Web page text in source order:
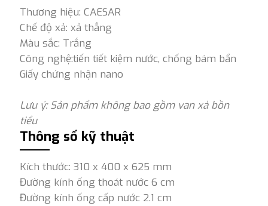
Thương hiệu: CAESAR
Chế độ xả: xả thẳng
Màu sắc: Trắng
Công nghệ:tiến tiết kiệm nước, chống bám bẩn
Giấy chứng nhận nano
Lưu ý: Sản phẩm không bao gồm van xả bồn
tiểu
Thông số kỹ thuật
Kích thước: 310 x 400 x 625 mm
Đường kính ống thoát nước 6 cm
Đường kính ống cấp nước 2.1 cm